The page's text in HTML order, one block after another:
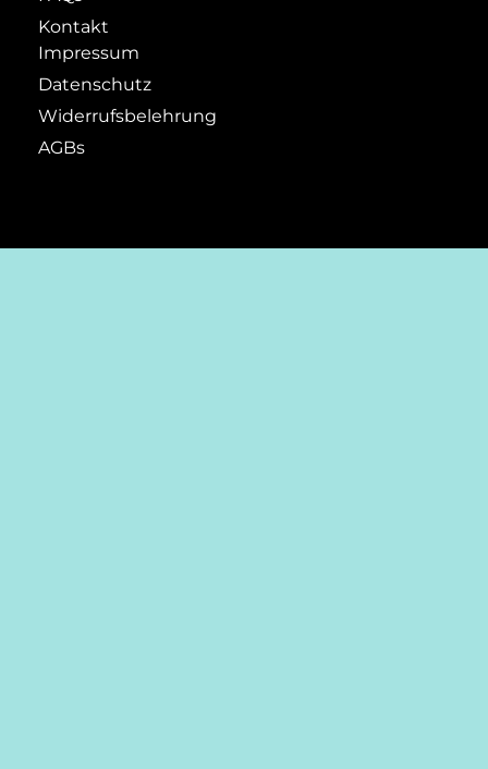
Kontakt
Impressum
Datenschutz
Widerrufsbelehrung
AGBs